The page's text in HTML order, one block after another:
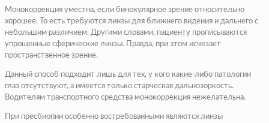
Монокоррекция уместна, если бинокулярное зрение относительно
хорошее. То есть требуются линзы для ближнего видения и дальнего с
небольшим различием. Другими словами, пациенту прописываются
упрощенные сферические линзы. Правда, при этом исчезает
пространственное зрение.
Данный способ подходит лишь для тех, у кого какие-либо патологии
глаз отсутствуют, а имеется только старческая дальнозоркость.
Водителям транспортного средства монокоррекция нежелательна.
При пресбиопии особенно востребованными являются линзы